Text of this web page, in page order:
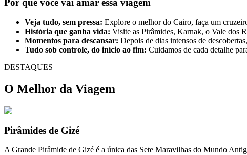
Por que você vai amar essa viagem
Veja tudo, sem pressa: Explore o melhor do Cairo, faça um
História que ganha vida: Visite as Pirâmides, Karnak, o Vale dos
Momentos para descansar: Depois de dias intensos de
Tudo sob controle, do início ao fim: Cuidamos de cada detalhe
DESTAQUES
O Melhor da Viagem
Pirâmides de Gizé
A Grande Pirâmide de Gizé é a única das Sete Maravilhas do Mundo